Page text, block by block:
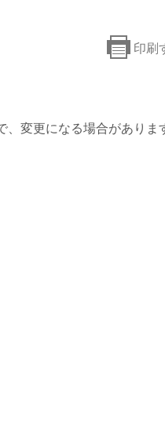
印刷
変更になる場合がありま